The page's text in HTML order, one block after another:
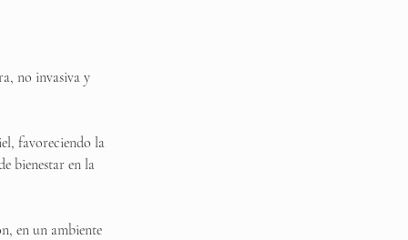
no invasiva y
favoreciendo la
bienestar en la
en un ambiente